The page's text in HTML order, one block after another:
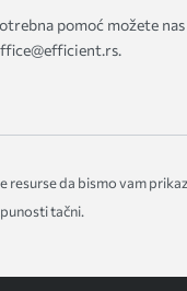
pomoć možete nas
da bismo vam
tačni.